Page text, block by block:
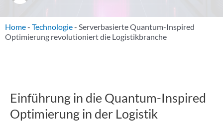
Home- Technologie- Serverbasierte Quantum-Inspired
Optimierung revolutioniert die Logistikbranche
Einführung in die Quantum-Inspired
Optimierung in der Logistik